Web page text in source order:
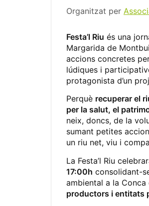
Organitzat per
Festa’l Riu és una
Margarida de
accions concretes
lúdiques i
protagonista d’un
Perquè recuperar el
per la salut, el
neix, doncs, de la
sumant petites
un riu net, viu i
La Festa’l Riu
17:00h consolidant-
ambiental a la Conca
productors i entitats